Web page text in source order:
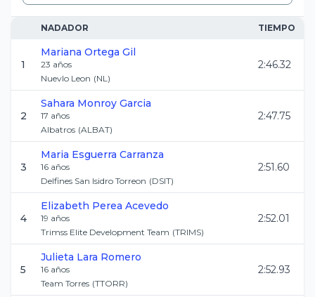
NADADOR TIEMPO
1
Mariana Ortega Gil
23 años
Nuevlo Leon (NL)
2:46.32
2
Sahara Monroy Garcia
17 años
Albatros (ALBAT)
2:47.75
3
Maria Esguerra Carranza
16 años
Delfines San Isidro Torreon (DSIT)
2:51.60
4
Elizabeth Perea Acevedo
19 años
Trimss Elite Development Team (TRIMS)
2:52.01
5
Julieta Lara Romero
16 años
Team Torres (TTORR)
2:52.93